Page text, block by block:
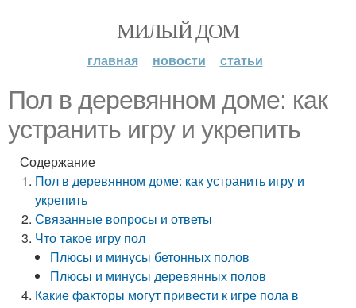
МИЛЫЙ ДОМ
главная новости статьи
Пол в деревянном доме: как
устранить игру и укрепить
Содержание
Пол в деревянном доме: как устранить игру и
укрепить
Связанные вопросы и ответы
Что такое игру пол
Плюсы и минусы бетонных полов
Плюсы и минусы деревянных полов
Какие факторы могут привести к игре пола в